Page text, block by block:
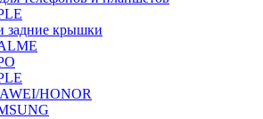
задние крышки
HONOR